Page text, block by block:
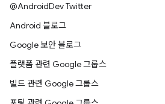
@AndroidDev Twitter
Android 블로그
Google 보안 블로그
플랫폼 관련 Google 그룹스
빌드 관련 Google 그룹스